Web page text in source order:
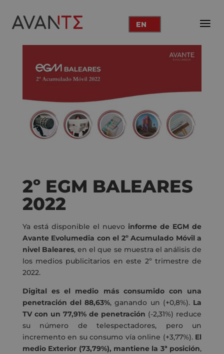
EN
2º EGM BALEARES
2022
Ya está disponible el nuevo informe de EGM de
Avante Evolumedia con el 2º Acumulado Móvil a
nivel Baleares, en el que se muestra el análisis de
los medios publicitarios en este 2º trimestre de
2022.
Digital es el medio más consumido con una
penetración del 88,63%, ganando un (+0,8%). La
TV con un 77,91% de penetración (-2,31%) reduce
su número de telespectadores, pero un
incremento en su consumo vía online (+3,77%). El
medio Exterior (73,79%), mantiene la 3ª posición,